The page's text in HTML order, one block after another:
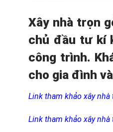
Xây nhà trọn
chủ đầu tư kí
công trình.
cho gia đình
Link tham khảo xây
Link tham khảo xây